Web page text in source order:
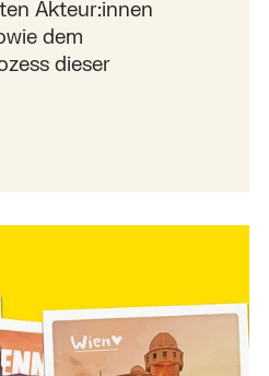
Akteur:innen
dem
dieser
& Co